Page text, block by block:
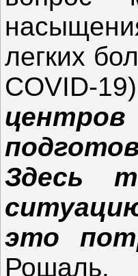
легких
COVID-
Здесь
это
Рошаль.